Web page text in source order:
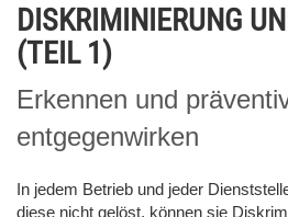
DISKRIMINIERUNG
(TEIL 1)
Erkennen und
entgegenwirken
In jedem Betrieb und jeder
diese nicht gelöst, können sie